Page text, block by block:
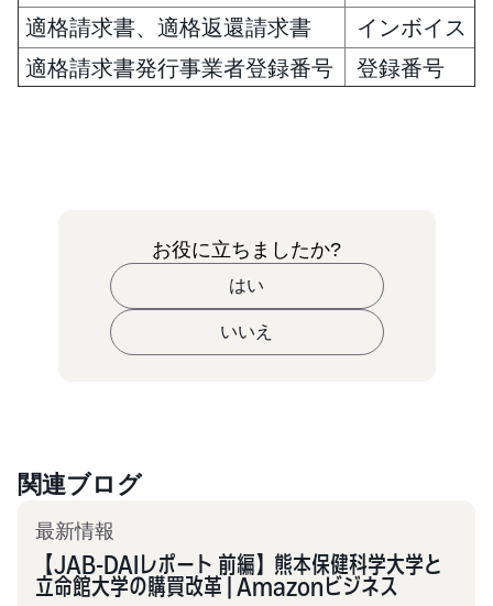
適格請求書、適格返還請求書
インボイス
適格請求書発行事業者登録番号
登録番号
お役に立ちましたか?
はい
いいえ
関連ブログ
最新情報
【JAB-DAIレポート 前編】熊本保健科学大学と
立命館大学の購買改革 | Amazonビジネス